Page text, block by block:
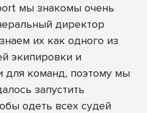
мы знакомы очень
директор
их как одного из
экипировки и
для команд, поэтому мы
запустить
одеть всех судей